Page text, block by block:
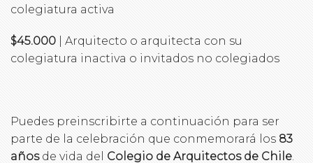
colegiatura activa
$45.000 | Arquitecto o arquitecta con su
colegiatura inactiva o invitados no colegiados
Puedes preinscribirte a continuación para ser
parte de la celebración que conmemorará los 83
añosde vida del Colegio de Arquitectos de Chile.